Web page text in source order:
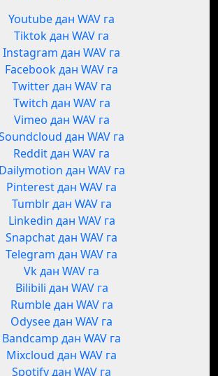
Youtube дан WAV га
Tiktok дан WAV га
Instagram дан WAV га
Facebook дан WAV га
Twitter дан WAV га
Twitch дан WAV га
Vimeo дан WAV га
дан WAV га
Reddit дан WAV га
Dailymotion дан WAV га
Pinterest дан WAV га
Tumblr дан WAV га
Linkedin дан WAV га
Snapchat дан WAV га
Telegram дан WAV га
Vk дан WAV га
Bilibili дан WAV га
Rumble дан WAV га
Odysee дан WAV га
Bandcamp дан WAV га
Mixcloud дан WAV га
Spotify дан WAV га